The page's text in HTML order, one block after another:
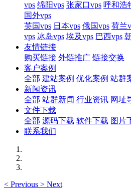
vps 绵阳vps 张家口vps 呼和浩
国外vps
英国vps 日本vps 俄国vps 荷兰
vps 冰岛vps 埃及vps 巴西vps
友情链接
购买链接 外链推广 链接交换
客户案例
全部 建站案例 优化案例 站群
新闻资讯
全部 站群新闻 行业资讯 网址
文件下载
全部 源码下载 软件下载 图片
联系我们
< Previous > Next